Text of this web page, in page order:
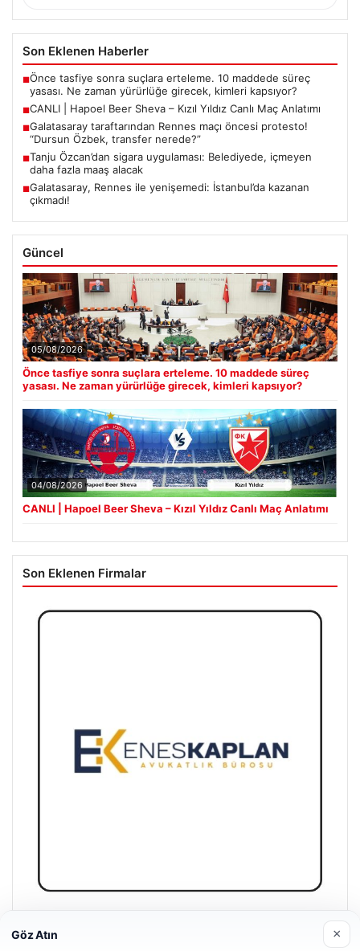
Son Eklenen Haberler
■Önce tasfiye sonra suçlara erteleme. 10 maddede süreç
yasası. Ne zaman yürürlüğe girecek, kimleri kapsıyor?
■CANLI | Hapoel Beer Sheva – Kızıl Yıldız Canlı Maç Anlatımı
■Galatasaray taraftarından Rennes maçı öncesi protesto!
“Dursun Özbek, transfer nerede?”
■Tanju Özcan’dan sigara uygulaması: Belediyede, içmeyen
daha fazla maaş alacak
■Galatasaray, Rennes ile yenişemedi: İstanbul’da kazanan
çıkmadı!
Güncel
05/08/2026
Önce tasfiye sonra suçlara erteleme. 10 maddede süreç
yasası. Ne zaman yürürlüğe girecek, kimleri kapsıyor?
04/08/2026
CANLI | Hapoel Beer Sheva – Kızıl Yıldız Canlı Maç Anlatımı
Son Eklenen Firmalar
Enes Kaplan Avukatlık Bürosu
Göz Atın ×